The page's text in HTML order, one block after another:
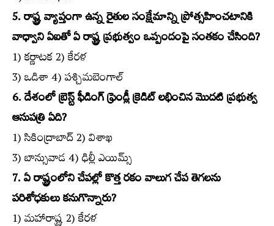
5. రాష్ట్ర వ్యాప్తంగా ఉన్న రైతుల సంక్షేమాన్ని ప్రోత్సహించటానికి
వాధ్వాని ఏఐతో ఏ రాష్ట్ర ప్రభుత్వం ఒప్పందంపై సంతకం చేసింది?
1) కర్ణాటక 2) కేరళ
3) ఒడిశా 4) పశ్చిమబెంగాల్‌
6. దేశంలో బ్రెస్ట్‌ ఫీడింగ్‌ ఫ్రెండ్లీ క్రెడిట్‌ లభించిన మొదటి ప్రభుత్వ
ఆసుపత్రి ఏది?
1) సికింద్రాబాద్‌ 2) విశాఖ
3) బాన్సువాడ 4) ఢిల్లీ ఎయిమ్స్‌
7. ఏ రాష్ట్రంలోని చేపల్లో కొత్త రకం వాలుగ చేప తెగలను
పరిశోధకులు కనుగొన్నారు?
1) మహారాష్ట్ర 2) కేరళ